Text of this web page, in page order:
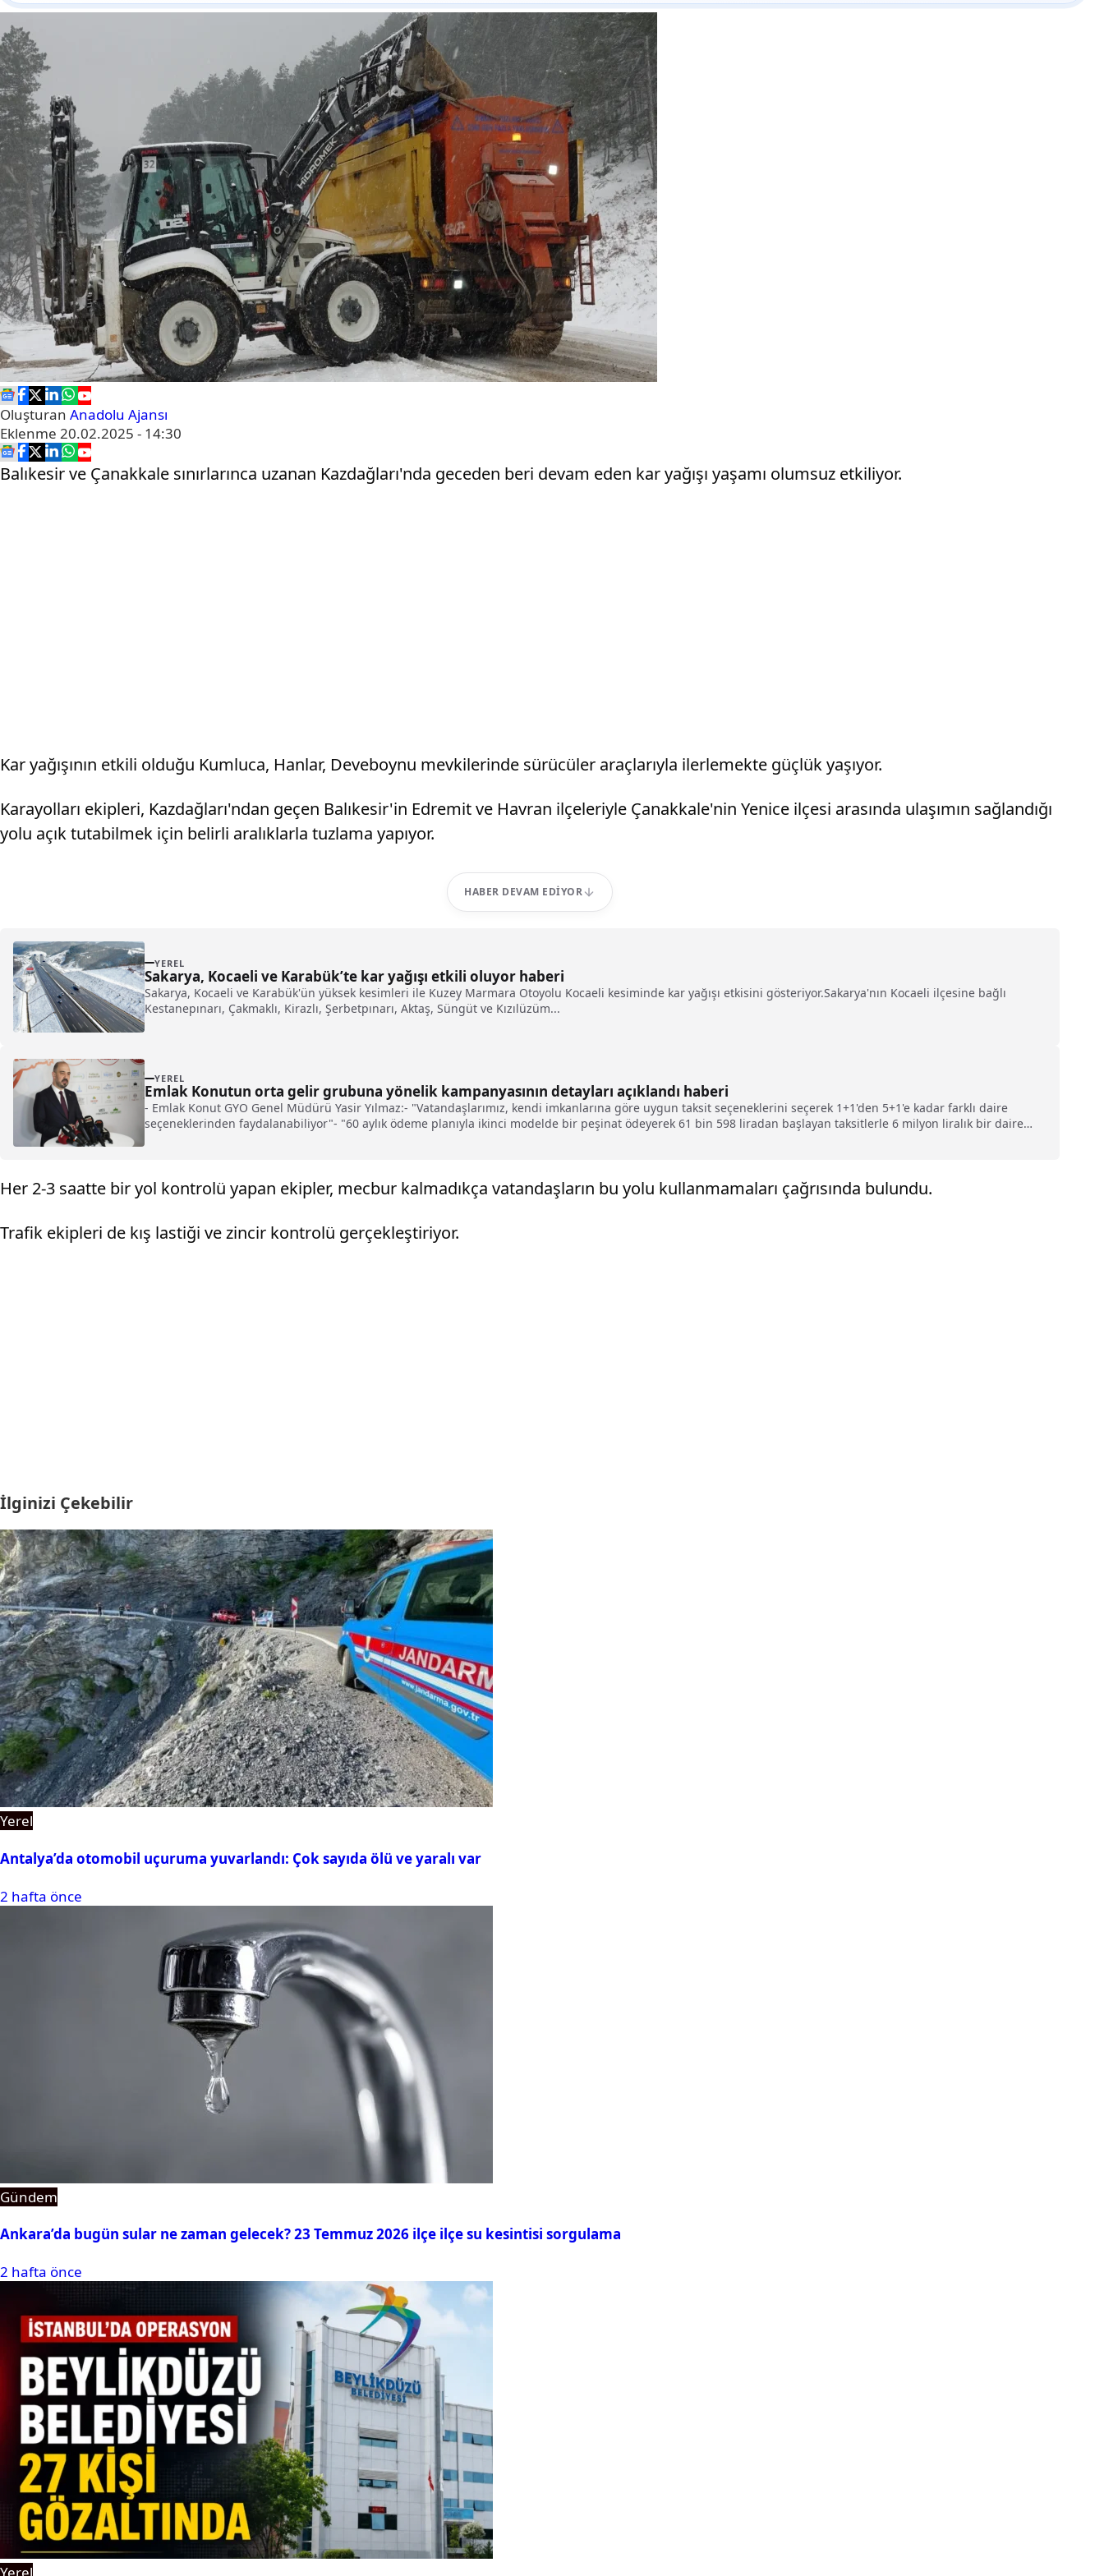
Oluşturan Anadolu Ajansı
Eklenme 20.02.2025 - 14:30
Balıkesir ve Çanakkale sınırlarınca uzanan Kazdağları'nda geceden beri devam eden kar yağışı yaşamı olumsuz etkiliyor.
Kar yağışının etkili olduğu Kumluca, Hanlar, Deveboynu mevkilerinde sürücüler araçlarıyla ilerlemekte güçlük yaşıyor.
Karayolları ekipleri, Kazdağları'ndan geçen Balıkesir'in Edremit ve Havran ilçeleriyle Çanakkale'nin Yenice ilçesi arasında ulaşımın sağlandığı
yolu açık tutabilmek için belirli aralıklarla tuzlama yapıyor.
HABER DEVAM EDIYOR
YEREL
Sakarya, Kocaeli ve Karabük’te kar yağışı etkili oluyor haberi
Sakarya, Kocaeli ve Karabük'ün yüksek kesimleri ile Kuzey Marmara Otoyolu Kocaeli kesiminde kar yağışı etkisini gösteriyor.Sakarya'nın Kocaeli ilçesine bağlı
Kestanepınarı, Çakmaklı, Kirazlı, Şerbetpınarı, Aktaş, Süngüt ve Kızılüzüm...
YEREL
Emlak Konutun orta gelir grubuna yönelik kampanyasının detayları açıklandı haberi
- Emlak Konut GYO Genel Müdürü Yasir Yılmaz:- "Vatandaşlarımız, kendi imkanlarına göre uygun taksit seçeneklerini seçerek 1+1'den 5+1'e kadar farklı daire
seçeneklerinden faydalanabiliyor"- "60 aylık ödeme planıyla ikinci modelde bir peşinat ödeyerek 61 bin 598 liradan başlayan taksitlerle 6 milyon liralık bir daire
Her 2-3 saatte bir yol kontrolü yapan ekipler, mecbur kalmadıkça vatandaşların bu yolu kullanmamaları çağrısında bulundu.
Trafik ekipleri de kış lastiği ve zincir kontrolü gerçekleştiriyor.
İlginizi Çekebilir
Yerel
Antalya’da otomobil uçuruma yuvarlandı: Çok sayıda ölü ve yaralı var
2 hafta önce
Gündem
Ankara’da bugün sular ne zaman gelecek? 23 Temmuz 2026 ilçe ilçe su kesintisi sorgulama
2 hafta önce
Yerel